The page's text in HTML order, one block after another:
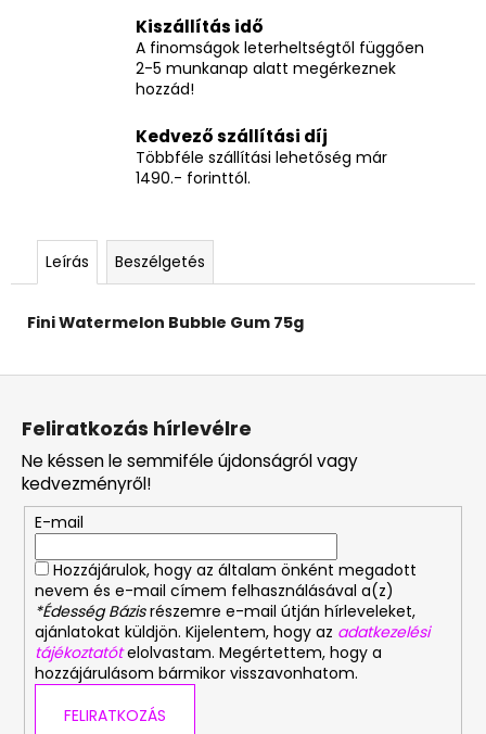
Kiszállítás idő
A finomságok leterheltségtől függően
2-5 munkanap alatt megérkeznek
hozzád!
Kedvező szállítási díj
Többféle szállítási lehetőség már
1490.- forinttól.
Leírás Beszélgetés
Fini Watermelon Bubble Gum 75g
Feliratkozás hírlevélre
Ne késsen le semmiféle újdonságról vagy
kedvezményről!
E-mail
Hozzájárulok, hogy az általam önként megadott
nevem és e-mail címem felhasználásával a(z)
*Édesség Bázisrészemre e-mail útján hírleveleket,
ajánlatokat küldjön. Kijelentem, hogy az adatkezelési
tájékoztatót elolvastam. Megértettem, hogy a
hozzájárulásom bármikor visszavonhatom.
FELIRATKOZÁS